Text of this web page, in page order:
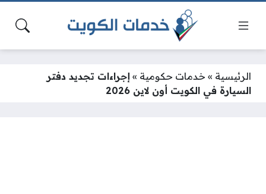
الرئيسية » خدمات حكومية » إجراءات تجديد دفتر
السيارة في الكويت أون لاين 2026